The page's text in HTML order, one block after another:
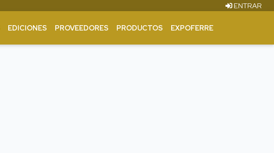
ENTRAR
EDICIONES PROVEEDORES PRODUCTOS EXPOFERRE